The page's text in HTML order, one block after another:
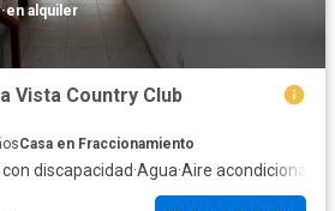
·en alquiler
Vista Country Club
Casa en Fraccionamiento
discapacidad·Agua·Aire acondicionado